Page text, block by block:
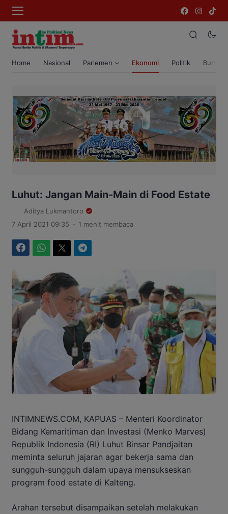
Home Nasional Parlemen Ekonomi Politik Bumi
Luhut: Jangan Main-Main di Food Estate
Aditya Lukmantoro
7 April 2021 09:35 . 1 menit membaca
INTIMNEWS.COM, KAPUAS – Menteri Koordinator
Bidang Kemaritiman dan Investasi (Menko Marves)
Republik Indonesia (RI) Luhut Binsar Pandjaitan
meminta seluruh jajaran agar bekerja sama dan
sungguh-sungguh dalam upaya mensukseskan
program food estate di Kalteng.
Arahan tersebut disampaikan setelah melakukan